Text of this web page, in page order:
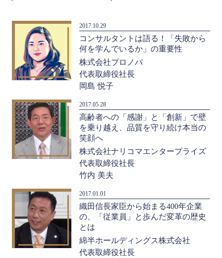
2017.10.29
コンサルタントは語る！「失敗から
何を学んでいるか」の重要性
株式会社プロノバ
代表取締役社長
岡島 悦子
2017.05.28
高齢者への「感謝」と「創新」で壁
を乗り越え、品質を守り続け本当の
笑顔へ
株式会社ナリコマエンタープライズ
代表取締役社長
竹内 美夫
2017.01.01
織田信長家臣から始まる400年企業
の、「従業員」と歩んだ変革の歴史
とは
綿半ホールディングス株式会社
代表取締役社長